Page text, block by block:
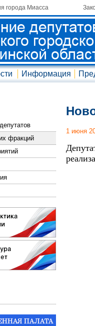
города Миасса
Информация
фракций
1 июня